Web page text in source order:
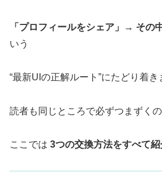
「プロフィールをシェア」→ その
いう
“最新UIの正解ルート”にたどり着き
読者も同じところで必ずつまずくの
ここでは 3つの交換方法をすべて紹